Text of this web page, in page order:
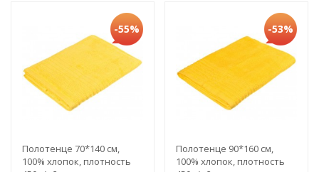
-55%
Полотенце 70*140 см,
100% хлопок, плотность
-53%
Полотенце 90*160 см,
100% хлопок, плотность